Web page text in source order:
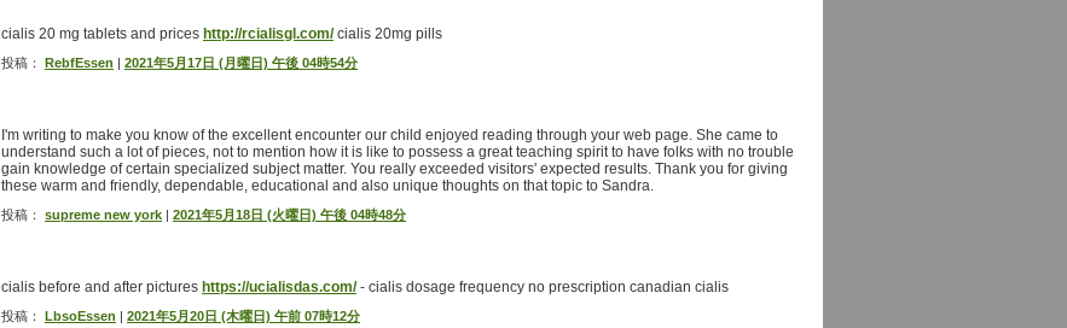
cialis 20 mg tablets and prices http://rcialisgl.com/cialis 20mg pills
投稿： RebfEssen | 2021年5月17日 (月曜日) 午後 04時54分
I'm writing to make you know of the excellent encounter our child enjoyed reading through your web page. She came to
understand such a lot of pieces, not to mention how it is like to possess a great teaching spirit to have folks with no trouble
gain knowledge of certain specialized subject matter. You really exceeded visitors' expected results. Thank you for giving
these warm and friendly, dependable, educational and also unique thoughts on that topic to Sandra.
投稿： supreme new york | 2021年5月18日 (火曜日) 午後 04時48分
cialis before and after pictures https://ucialisdas.com/- cialis dosage frequency no prescription canadian cialis
投稿： LbsoEssen | 2021年5月20日 (木曜日) 午前 07時12分